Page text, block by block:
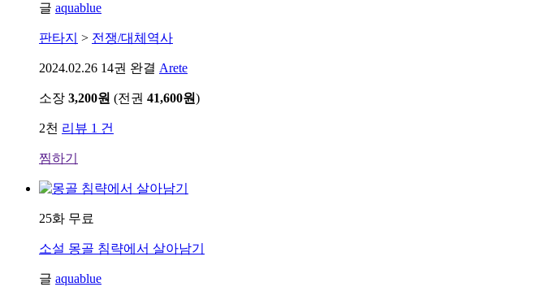
글 aquablue
판타지 > 전쟁/대체역사
2024.02.26 14권 완결 Arete
소장 3,200원 (전권 41,600원)
2천 리뷰 1 건
찜하기
25화 무료
소설 몽골 침략에서 살아남기
글 aquablue